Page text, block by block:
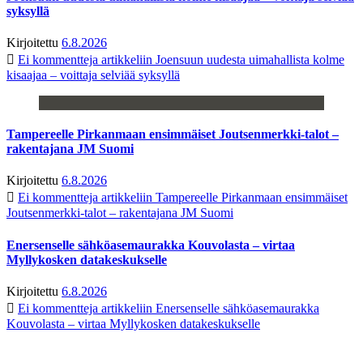
syksyllä
Kirjoitettu 6.8.2026
Ei kommentteja artikkeliin Joensuun uudesta uimahallista kolme
kisaajaa – voittaja selviää syksyllä
Tampereelle Pirkanmaan ensimmäiset Joutsenmerkki-talot –
rakentajana JM Suomi
Kirjoitettu 6.8.2026
Ei kommentteja artikkeliin Tampereelle Pirkanmaan ensimmäiset
Joutsenmerkki-talot – rakentajana JM Suomi
Enersenselle sähköasemaurakka Kouvolasta – virtaa
Myllykosken datakeskukselle
Kirjoitettu 6.8.2026
Ei kommentteja artikkeliin Enersenselle sähköasemaurakka
Kouvolasta – virtaa Myllykosken datakeskukselle